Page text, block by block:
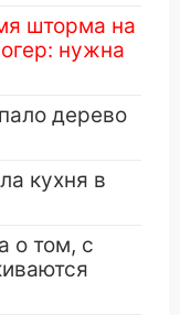
шторма на
нужна
дерево
кухня в
о том, с